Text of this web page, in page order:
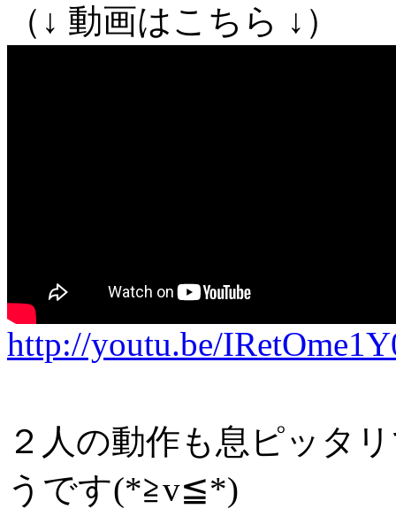
（↓ 動画はこちら ↓）
http://youtu.be/
２人の動作も息ピッタ
うです(*≧v≦*)